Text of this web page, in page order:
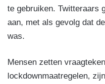
te gebruiken. Twitteraars
aan, met als gevolg dat
was.
Mensen zetten
lockdownmaatregelen,